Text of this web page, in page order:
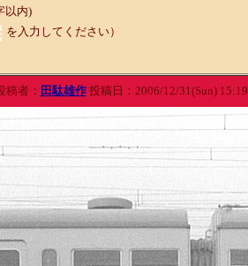
以内)
を入力してください）
稿者： 田駄雄作投稿日：2006/12/31(Sun) 15:19